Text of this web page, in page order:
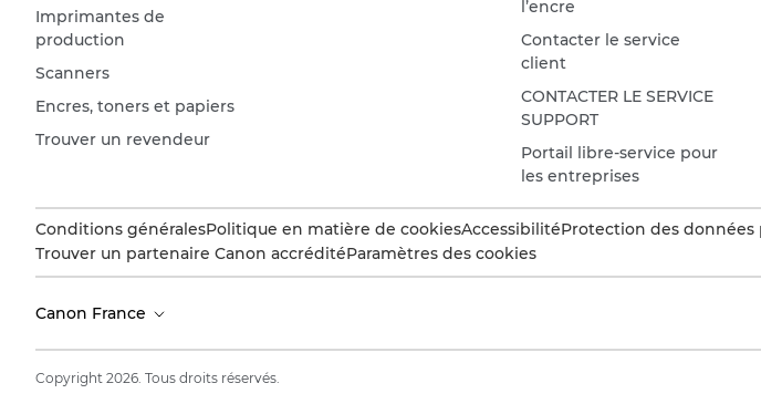
Imprimantes de
production
Scanners
Encres, toners et papiers
Trouver un revendeur
l’encre
Contacter le service
client
CONTACTER LE SERVICE
SUPPORT
Portail libre-service pour
les entreprises
Conditions généralesPolitique en matière de cookiesAccessibilitéProtection des données
Trouver un partenaire Canon accréditéParamètres des cookies
Canon France
Copyright 2026. Tous droits réservés.